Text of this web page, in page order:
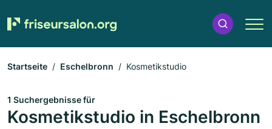
Startseite Eschelbronn Kosmetikstudio
1 Suchergebnisse für
Kosmetikstudio in Eschelbronn